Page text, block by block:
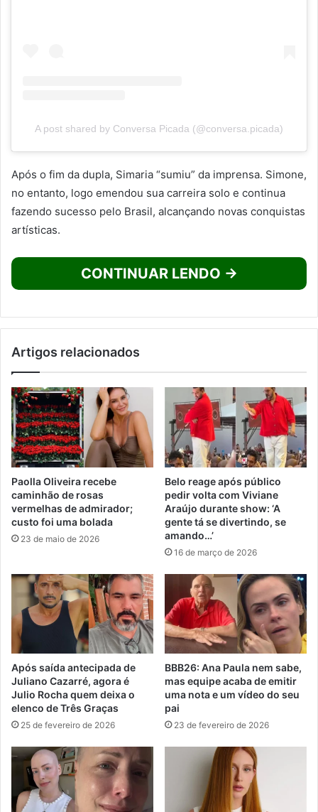
A post shared by Conversa Picada (@conversa.picada)
Após o fim da dupla, Simaria “sumiu” da imprensa. Simone,
no entanto, logo emendou sua carreira solo e continua
fazendo sucesso pelo Brasil, alcançando novas conquistas
artísticas.
CONTINUAR LENDO →
Artigos relacionados
Paolla Oliveira recebe
caminhão de rosas
vermelhas de admirador;
custo foi uma bolada
23 de maio de 2026
Belo reage após público
pedir volta com Viviane
Araújo durante show: ‘A
gente tá se divertindo, se
amando…’
16 de março de 2026
Após saída antecipada de
Juliano Cazarré, agora é
Julio Rocha quem deixa o
elenco de Três Graças
25 de fevereiro de 2026
BBB26: Ana Paula nem sabe,
mas equipe acaba de emitir
uma nota e um vídeo do seu
pai
23 de fevereiro de 2026